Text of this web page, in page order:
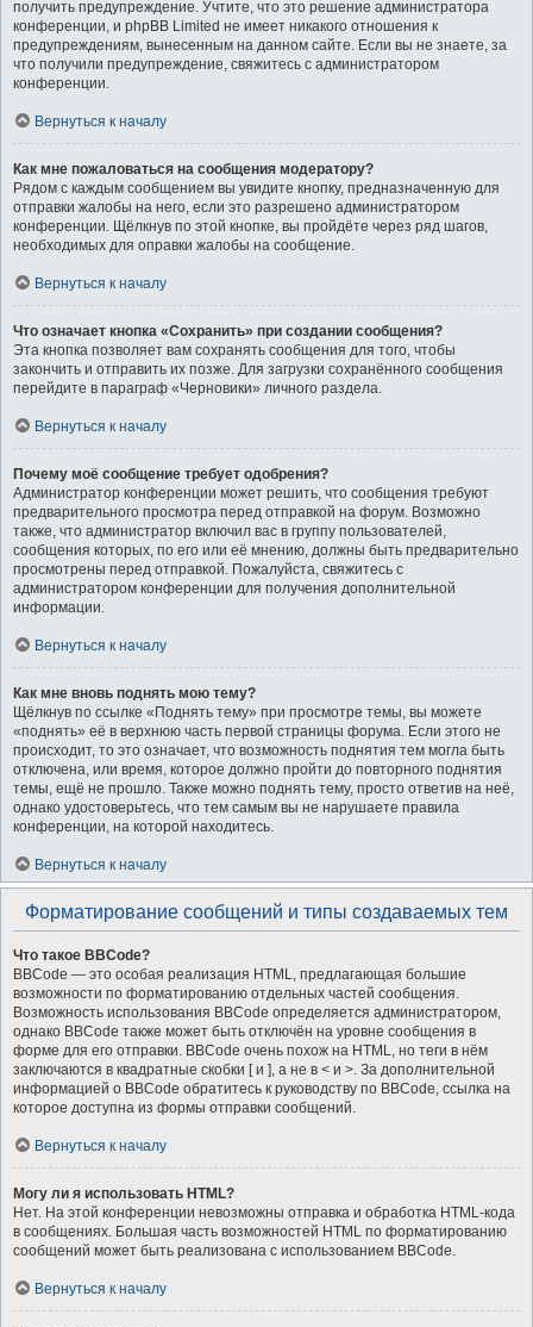
получить предупреждение. Учтите, что это решение администратора
конференции, и phpBB Limited не имеет никакого отношения к
предупреждениям, вынесенным на данном сайте. Если вы не знаете, за
что получили предупреждение, свяжитесь с администратором
конференции.
Вернуться к началу
Как мне пожаловаться на сообщения модератору?
Рядом с каждым сообщением вы увидите кнопку, предназначенную для
отправки жалобы на него, если это разрешено администратором
конференции. Щёлкнув по этой кнопке, вы пройдёте через ряд шагов,
необходимых для оправки жалобы на сообщение.
Вернуться к началу
Что означает кнопка «Сохранить» при создании сообщения?
Эта кнопка позволяет вам сохранять сообщения для того, чтобы
закончить и отправить их позже. Для загрузки сохранённого сообщения
перейдите в параграф «Черновики» личного раздела.
Вернуться к началу
Почему моё сообщение требует одобрения?
Администратор конференции может решить, что сообщения требуют
предварительного просмотра перед отправкой на форум. Возможно
также, что администратор включил вас в группу пользователей,
сообщения которых, по его или её мнению, должны быть предварительно
просмотрены перед отправкой. Пожалуйста, свяжитесь с
администратором конференции для получения дополнительной
информации.
Вернуться к началу
Как мне вновь поднять мою тему?
Щёлкнув по ссылке «Поднять тему» при просмотре темы, вы можете
«поднять» её в верхнюю часть первой страницы форума. Если этого не
происходит, то это означает, что возможность поднятия тем могла быть
отключена, или время, которое должно пройти до повторного поднятия
темы, ещё не прошло. Также можно поднять тему, просто ответив на неё,
однако удостоверьтесь, что тем самым вы не нарушаете правила
конференции, на которой находитесь.
Вернуться к началу
Форматирование сообщений и типы создаваемых тем
Что такое BBCode?
BBCode — это особая реализация HTML, предлагающая большие
возможности по форматированию отдельных частей сообщения.
Возможность использования BBCode определяется администратором,
однако BBCode также может быть отключён на уровне сообщения в
форме для его отправки. BBCode очень похож на HTML, но теги в нём
заключаются в квадратные скобки [ и ], а не в < и >. За дополнительной
информацией о BBCode обратитесь к руководству по BBCode, ссылка на
которое доступна из формы отправки сообщений.
Вернуться к началу
Могу ли я использовать HTML?
Нет. На этой конференции невозможны отправка и обработка HTML-кода
в сообщениях. Большая часть возможностей HTML по форматированию
сообщений может быть реализована с использованием BBCode.
Вернуться к началу